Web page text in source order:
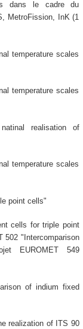
dans le cadre du
MetroFission, InK (1
temperature scales
temperature scales
realisation of
temperature scales
point cells"
cells for triple point
502 "Intercomparison
EUROMET 549
of indium fixed
realization of ITS 90